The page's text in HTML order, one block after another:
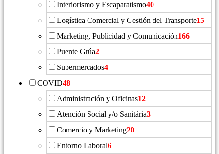
Interiorismo y Escaparatismo40
Logística Comercial y Gestión del Transporte15
Marketing, Publicidad y Comunicación166
Puente Grúa2
Supermercados4
COVID48
Administración y Oficinas12
Atención Social y/o Sanitária3
Comercio y Marketing20
Entorno Laboral6